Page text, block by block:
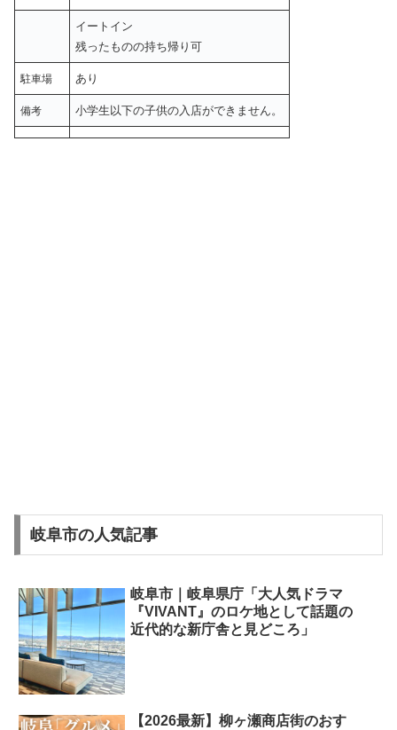
イートイン
残ったものの持ち帰り可
駐車場 あり
備考 小学生以下の子供の入店ができません。
岐阜市の人気記事
岐阜市｜岐阜県庁「大人気ドラマ
『VIVANT』のロケ地として話題の
近代的な新庁舎と見どころ」
【2026最新】柳ヶ瀬商店街のおす